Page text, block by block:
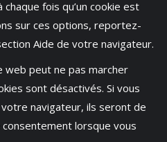
fois qu’un cookie est
sur ces options, reportez-
Aide de votre navigateur.
peut ne pas marcher
sont désactivés. Si vous
navigateur, ils seront de
lorsque vous